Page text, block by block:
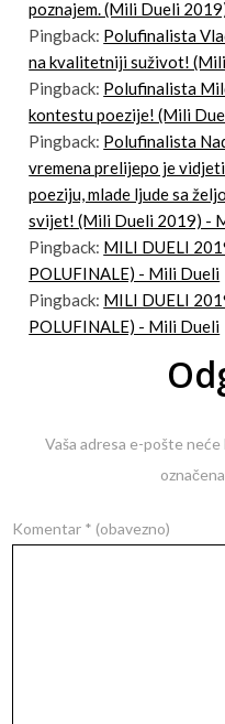
poznajem. (Mili Dueli
Pingback: Polufinalista
na kvalitetniji suživot!
Pingback: Polufinalista
kontestu poezije! (Mili
Pingback: Polufinalista
vremena prelijepo je
poeziju, mlade ljude sa
svijet! (Mili Dueli 2019) -
Pingback: MILI DUELI
POLUFINALE) - Mili Dueli
Pingback: MILI DUELI
POLUFINALE) - Mili Dueli
Vaša adresa e-pošte
Komentar * (obavezno)